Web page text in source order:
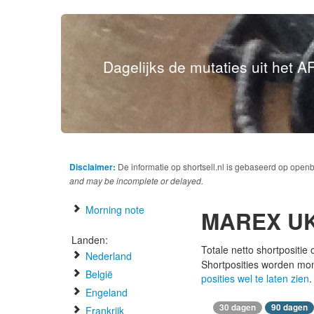
Dagelijks de mutaties uit het
Disclaimer: De informatie op shortsell.nl is gebaseerd op
and may be incomplete or delayed.
Morning note
Landen:
Nederland
België
Engeland
Frankrijk
MAREX
Totale netto shortpositie
Shortposities worden
posities wel te laten zien.
30 dagen 90 dagen